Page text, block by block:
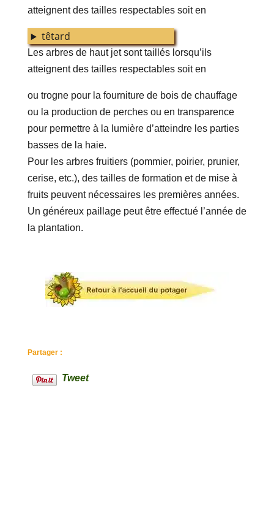
atteignent des tailles respectables soit en
têtard
Les arbres de haut jet sont taillés lorsqu’ils
atteignent des tailles respectables soit en
ou trogne pour la fourniture de bois de chauffage
ou la production de perches ou en transparence
pour permettre à la lumière d’atteindre les parties
basses de la haie.
Pour les arbres fruitiers (pommier, poirier, prunier,
cerise, etc.), des tailles de formation et de mise à
fruits peuvent nécessaires les premières années.
Un généreux paillage peut être effectué l’année de
la plantation.
Partager :
Tweet